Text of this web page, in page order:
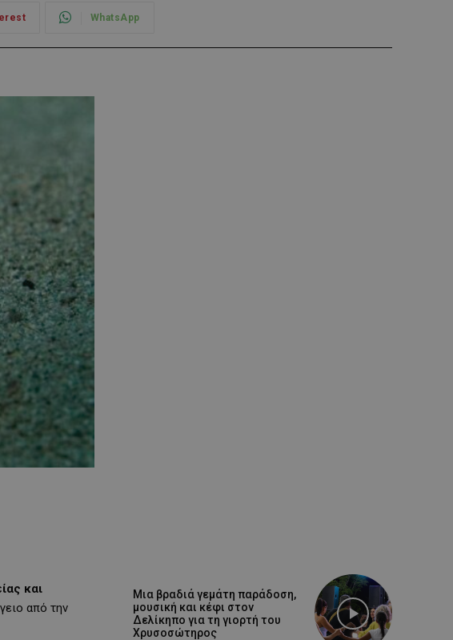
WhatsApp
και
από την
Μια βραδιά γεμάτη παράδοση,
μουσική και κέφι στον
Δελίκηπο για τη γιορτή του
Χρυσοσώτηρος